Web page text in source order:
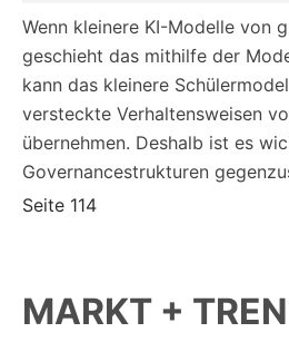
Wenn kleinere KI-Modelle von
geschieht das mithilfe der
kann das kleinere
versteckte Verhaltensweisen
übernehmen. Deshalb ist es
Governancestrukturen
Seite 114
MARKT +